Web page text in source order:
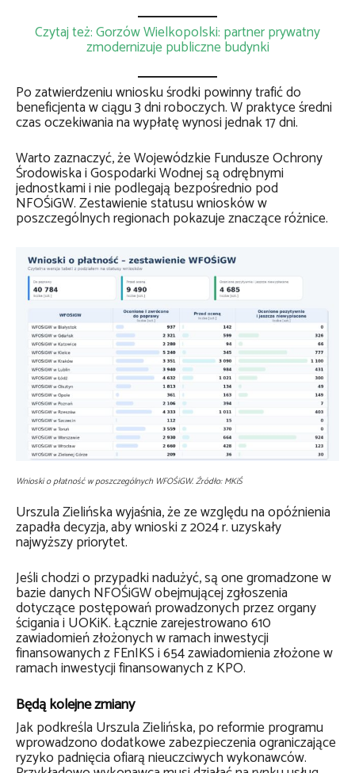
Czytaj też: Gorzów Wielkopolski: partner prywatny
zmodernizuje publiczne budynki
Po zatwierdzeniu wniosku środki powinny trafić do
beneficjenta w ciągu 3 dni roboczych. W praktyce średni
czas oczekiwania na wypłatę wynosi jednak 17 dni.
Warto zaznaczyć, że Wojewódzkie Fundusze Ochrony
Środowiska i Gospodarki Wodnej są odrębnymi
jednostkami i nie podlegają bezpośrednio pod
NFOŚiGW. Zestawienie statusu wniosków w
poszczególnych regionach pokazuje znaczące różnice.
Wnioski o płatność w poszczególnych WFOŚiGW. Źródło: MKiŚ
Urszula Zielińska wyjaśnia, że ze względu na opóźnienia
zapadła decyzja, aby wnioski z 2024 r. uzyskały
najwyższy priorytet.
Jeśli chodzi o przypadki nadużyć, są one gromadzone w
bazie danych NFOŚiGW obejmującej zgłoszenia
dotyczące postępowań prowadzonych przez organy
ścigania i UOKiK. Łącznie zarejestrowano 610
zawiadomień złożonych w ramach inwestycji
finansowanych z FEnIKS i 654 zawiadomienia złożone w
ramach inwestycji finansowanych z KPO.
Będą kolejne zmiany
Jak podkreśla Urszula Zielińska, po reformie programu
wprowadzono dodatkowe zabezpieczenia ograniczające
ryzyko padnięcia ofiarą nieuczciwych wykonawców.